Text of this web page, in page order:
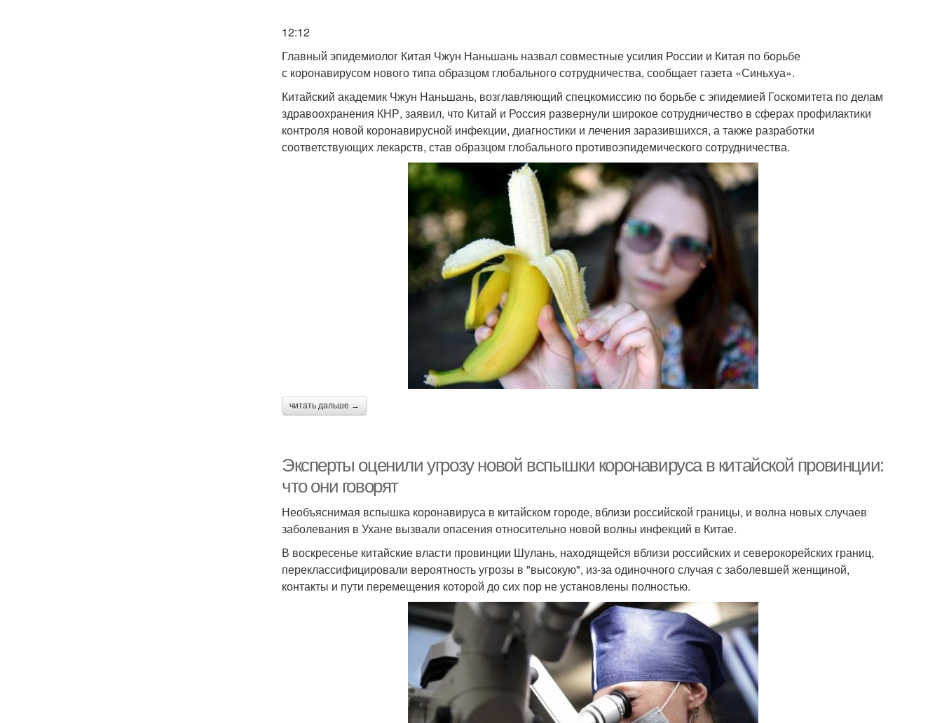
12:12
Главный эпидемиолог Китая Чжун Наньшань назвал совместные усилия России и Китая по борьбе
с коронавирусом нового типа образцом глобального сотрудничества, сообщает газета «Синьхуа».
Китайский академик Чжун Наньшань, возглавляющий спецкомиссию по борьбе с эпидемией Госкомитета по делам
здравоохранения КНР, заявил, что Китай и Россия развернули широкое сотрудничество в сферах профилактики
контроля новой коронавирусной инфекции, диагностики и лечения заразившихся, а также разработки
соответствующих лекарств, став образцом глобального противоэпидемического сотрудничества.
читать дальше →
Эксперты оценили угрозу новой вспышки коронавируса в китайской провинции:
что они говорят
Необъяснимая вспышка коронавируса в китайском городе, вблизи российской границы, и волна новых случаев
заболевания в Ухане вызвали опасения относительно новой волны инфекций в Китае.
В воскресенье китайские власти провинции Шулань, находящейся вблизи российских и северокорейских границ,
переклассифицировали вероятность угрозы в "высокую", из-за одиночного случая с заболевшей женщиной,
контакты и пути перемещения которой до сих пор не установлены полностью.